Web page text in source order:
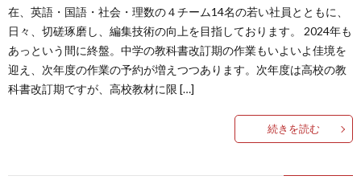
在、英語・国語・社会・理数の４チーム14名の若い社員とともに、
日々、切磋琢磨し、編集技術の向上を目指しております。 2024年も
あっという間に終盤。中学の教科書改訂期の作業もいよいよ佳境を
迎え、次年度の作業の予約が増えつつあります。次年度は高校の教
科書改訂期ですが、高校教材に限 […]
続きを読む